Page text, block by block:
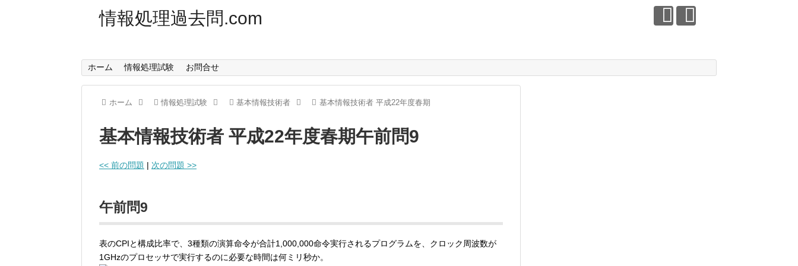
情報処理過去問.com
ホーム 情報処理試験 お問合せ
ホーム 情報処理試験 基本情報技術者 基本情報技術者 平成22年度春期
基本情報技術者 平成22年度春期午前問9
<< 前の問題 | 次の問題 >>
午前問9
表のCPIと構成比率で、3種類の演算命令が合計1,000,000命令実行されるプログラムを、クロック周波数が
1GHzのプロセッサで実行するのに必要な時間は何ミリ秒か。